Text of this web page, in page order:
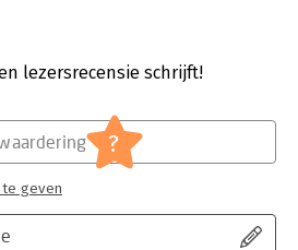
2025
management / ICT
lezersrecensie schrijft!
?
geven